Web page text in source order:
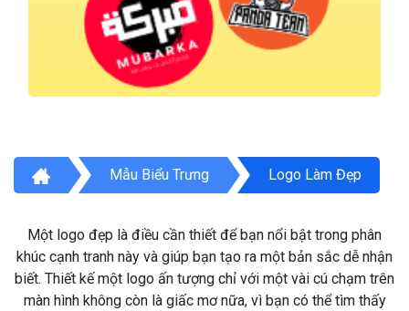
Mẫu Biểu Trưng Logo Làm Đẹp
Một logo đẹp là điều cần thiết để bạn nổi bật trong phân
khúc cạnh tranh này và giúp bạn tạo ra một bản sắc dễ nhận
biết. Thiết kế một logo ấn tượng chỉ với một vài cú chạm trên
màn hình không còn là giấc mơ nữa, vì bạn có thể tìm thấy